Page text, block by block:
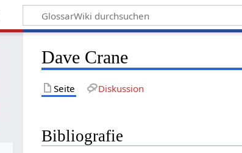
Dave Crane
Seite Diskussion
Bibliografie